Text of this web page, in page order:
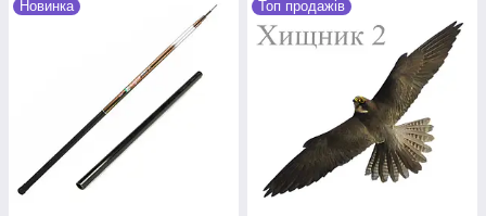
Новинка Топ продажів